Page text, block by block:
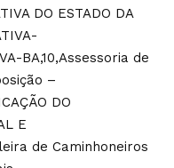
DO ESTADO DA
BA,10,Assessoria de
–
DO
E
de Caminhoneiros